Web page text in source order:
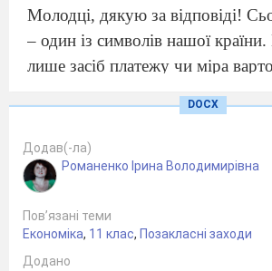
Молодці, дякую за відповіді!
– один із символів нашої
лише засіб платежу чи міра
гривні іноземці дізнаються про
українців, які здійснили вагомий
розвиток нашої країни, її науки
про визначні місця та унікальні
архітектури. Центральні банки
приділяють багато уваги
DOCX
Додав(-ла)
Романенко Ірина Володимирівна
Пов’язані теми
Економіка, 11 клас, Позакласні заходи
Додано